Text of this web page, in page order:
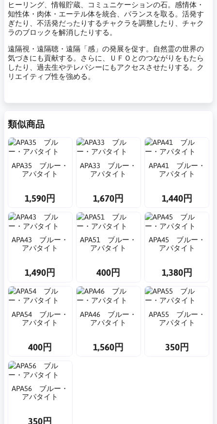
ヒーリング、情報貯蔵、コミュニケーションの石。感情体・
知性体・肉体・エーテル体を統合、バランスを取る。活発す
ぎたり、不活発だったりするチャクラを調整したり、チャク
ラのブロックを解消したりする。
遠隔視・遠隔聴・遠隔「感」の発展を促す。自然霊の世界の
気づきにも貢献する。さらに、ＵＦＯとのつながりをもたら
したり、過去生やテレパシーにもアクセスさせたりする。ク
リエイティブ性を強める。
類似商品
APA35 ブルー・
アパタイト
1,590円
APA33 ブルー・
アパタイト
1,670円
APA41 ブルー・
アパタイト
1,440円
APA43 ブルー・
アパタイト
1,490円
APA51 ブルー・
アパタイト
400円
APA45 ブルー・
アパタイト
1,380円
APA54 ブルー・
アパタイト
400円
APA46 ブルー・
アパタイト
1,560円
APA55 ブルー・
アパタイト
350円
APA56 ブルー・
アパタイト
350円